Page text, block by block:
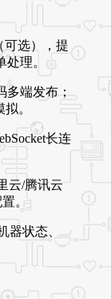
可选），提
理。
多端发布；
。
长连
云/腾讯云
。
器状态、